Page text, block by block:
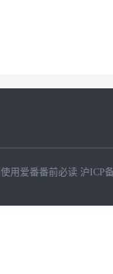
使用爱番番前必读 沪ICP